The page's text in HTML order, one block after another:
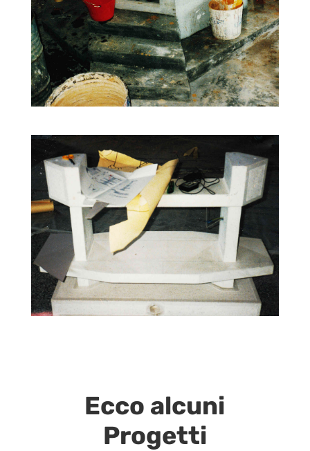
Ecco alcuni
Progetti